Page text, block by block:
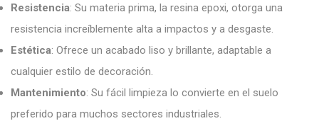
Resistencia: Su materia prima, la resina epoxi, otorga una
resistencia increíblemente alta a impactos y a desgaste.
Estética: Ofrece un acabado liso y brillante, adaptable a
cualquier estilo de decoración.
Mantenimiento: Su fácil limpieza lo convierte en el suelo
preferido para muchos sectores industriales.